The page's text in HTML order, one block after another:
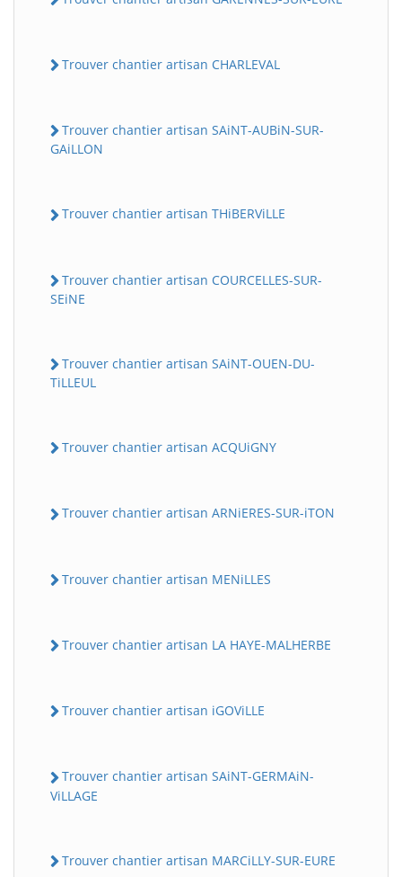
Trouver chantier artisan CHARLEVAL
Trouver chantier artisan SAiNT-AUBiN-SUR-
GAiLLON
Trouver chantier artisan THiBERViLLE
Trouver chantier artisan COURCELLES-SUR-
SEiNE
Trouver chantier artisan SAiNT-OUEN-DU-
TiLLEUL
Trouver chantier artisan ACQUiGNY
Trouver chantier artisan ARNiERES-SUR-iTON
Trouver chantier artisan MENiLLES
Trouver chantier artisan LA HAYE-MALHERBE
Trouver chantier artisan iGOViLLE
Trouver chantier artisan SAiNT-GERMAiN-
ViLLAGE
Trouver chantier artisan MARCiLLY-SUR-EURE